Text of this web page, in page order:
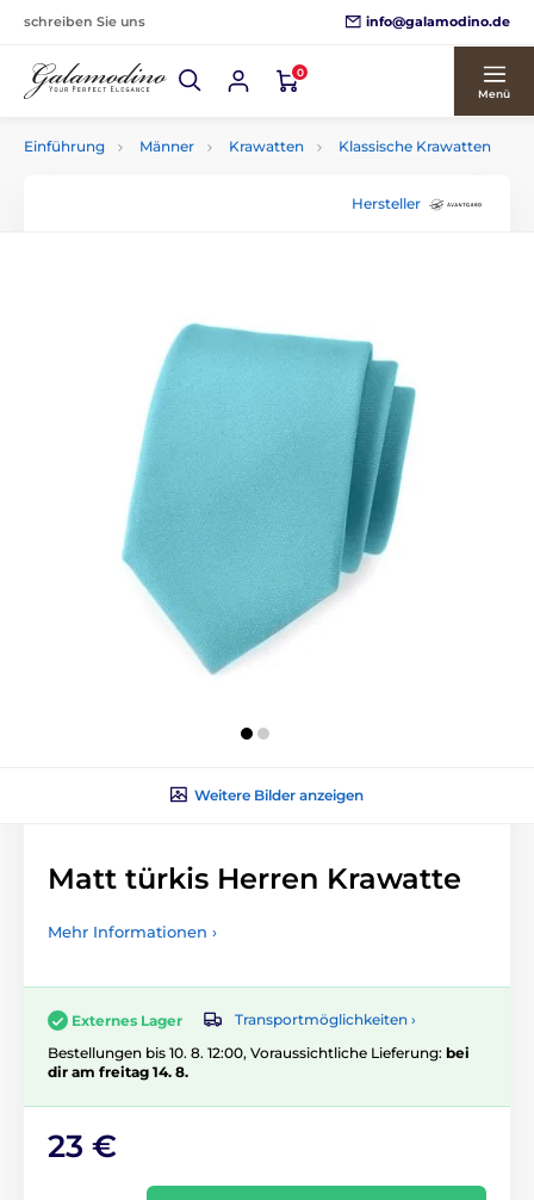
schreiben Sie uns info@galamodino.de
0
Menü
Einführung Männer Krawatten Klassische Krawatten
Hersteller
Weitere Bilder anzeigen
Matt türkis Herren Krawatte
Mehr Informationen ›
Externes Lager
Transportmöglichkeiten ›
Bestellungen bis 10. 8. 12:00, Voraussichtliche Lieferung: bei
dir am freitag 14. 8.
23 €